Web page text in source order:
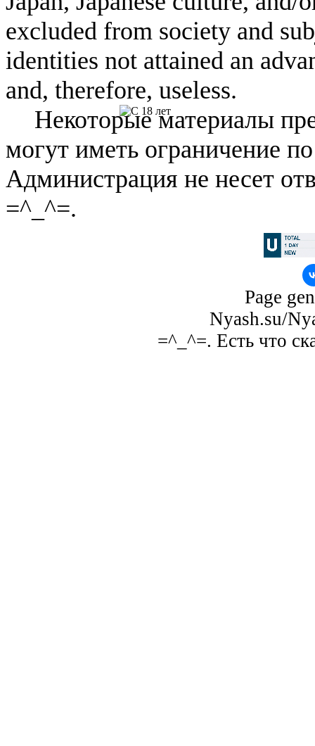
excluded from society and
identities not attained an
and, therefore, useless.
Некоторые материалы
могут иметь ограничение
Администрация не несет
=^_^=.
Page
Nyash.su/
=^_^=. Есть что